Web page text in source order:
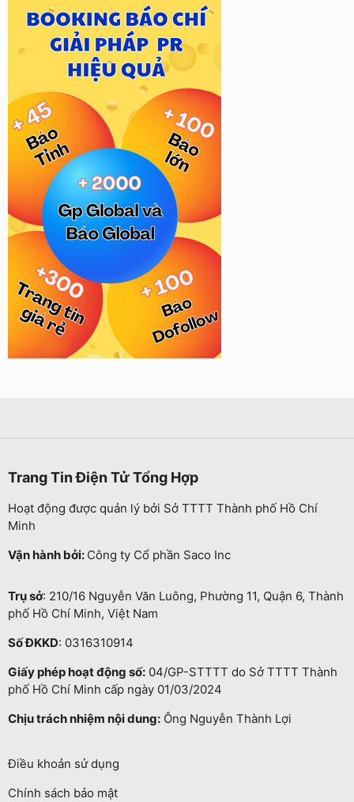
Trang Tin Điện Tử Tổng Hợp
Hoạt động được quản lý bởi Sở TTTT Thành phố Hồ Chí
Minh
Vận hành bởi: Công ty Cổ phần Saco Inc
Trụ sở: 210/16 Nguyễn Văn Luông, Phường 11, Quận 6, Thành
phố Hồ Chí Minh, Việt Nam
Số ĐKKD: 0316310914
Giấy phép hoạt động số: 04/GP-STTTT do Sở TTTT Thành
phố Hồ Chí Minh cấp ngày 01/03/2024
Chịu trách nhiệm nội dung: Ông Nguyễn Thành Lợi
Điều khoản sử dụng
Chính sách bảo mật